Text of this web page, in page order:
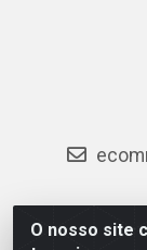
O nosso site
MR